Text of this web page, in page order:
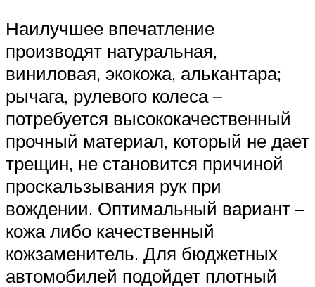
Наилучшее впечатление
производят натуральная,
виниловая, экокожа, алькантара;
рычага, рулевого колеса –
потребуется высококачественный
прочный материал, который не дает
трещин, не становится причиной
проскальзывания рук при
вождении. Оптимальный вариант –
кожа либо качественный
кожзаменитель. Для бюджетных
автомобилей подойдет плотный